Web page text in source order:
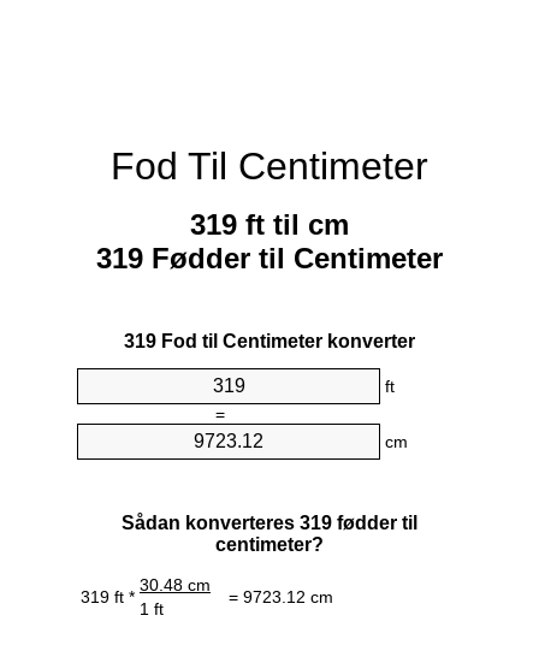
Fod Til Centimeter
319 ft til cm
319 Fødder til Centimeter
319 Fod til Centimeter konverter
ft
=
cm
Sådan konverteres 319 fødder til
centimeter?
319 ft *
30.48 cm
= 9723.12 cm
1 ft